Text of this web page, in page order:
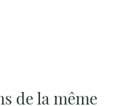
de la même